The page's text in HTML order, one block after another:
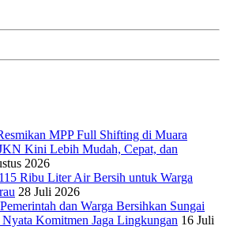
MPP Full Shifting di Muara
Kini Lebih Mudah, Cepat, dan
2026
Ribu Liter Air Bersih untuk Warga
28 Juli 2026
dan Warga Bersihkan Sungai
Komitmen Jaga Lingkungan 16 Juli